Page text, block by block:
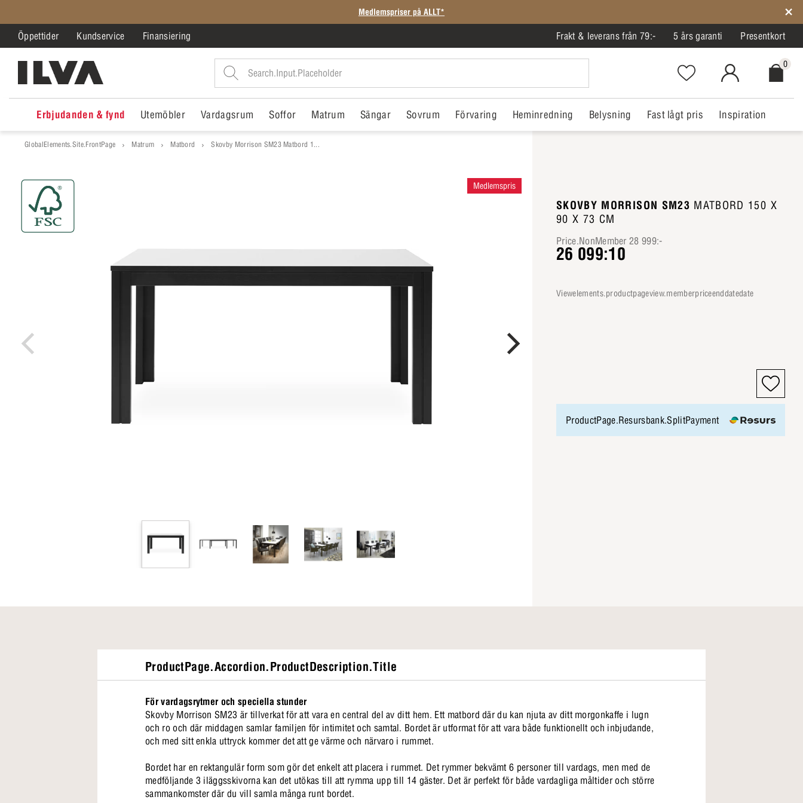
Medlemspriser på ALLT*
Öppettider Kundservice Finansiering Frakt & leverans från 79:- 5 års garanti Presentkort
Favorites.NavigationButton.Text
MitIlva.Login
0
Erbjudanden & fynd Utemöbler Vardagsrum Soffor Matrum Sängar Sovrum Förvaring Heminredning Belysning Fast lågt pris Inspiration
GlobalElements.Site.FrontPage Matrum Matbord Skovby Morrison SM23 Matbord 1...
Medlemspris
SKOVBY MORRISON SM23 MATBORD 150 X
90 X 73 CM
Price.NonMember 28 999:-
26 099:10
viewelements.productpageview.memberpriceenddatedate
ProductPage.Resursbank.SplitPayment
ProductPage.Accordion.ProductDescription.Title
För vardagsrytmer och speciella stunder
Skovby Morrison SM23 är tillverkat för att vara en central del av ditt hem. Ett matbord där du kan njuta av ditt morgonkaffe i lugn
och ro och där middagen samlar familjen för intimitet och samtal. Bordet är utformat för att vara både funktionellt och inbjudande,
och med sitt enkla uttryck kommer det att ge värme och närvaro i rummet.
Bordet har en rektangulär form som gör det enkelt att placera i rummet. Det rymmer bekvämt 6 personer till vardags, men med de
medföljande 3 iläggsskivorna kan det utökas till att rymma upp till 14 gäster. Det är perfekt för både vardagliga måltider och större
sammankomster där du vill samla många runt bordet.